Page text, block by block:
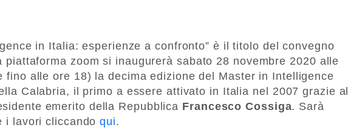
in Italia: esperienze a confronto” è il titolo del convegno
piattaforma zoom si inaugurerà sabato 28 novembre 2020 alle
fino alle ore 18) la decima edizione del Master in Intelligence
Calabria, il primo a essere attivato in Italia nel 2007 grazie al
emerito della Repubblica Francesco Cossiga. Sarà
i lavori cliccandoqui.